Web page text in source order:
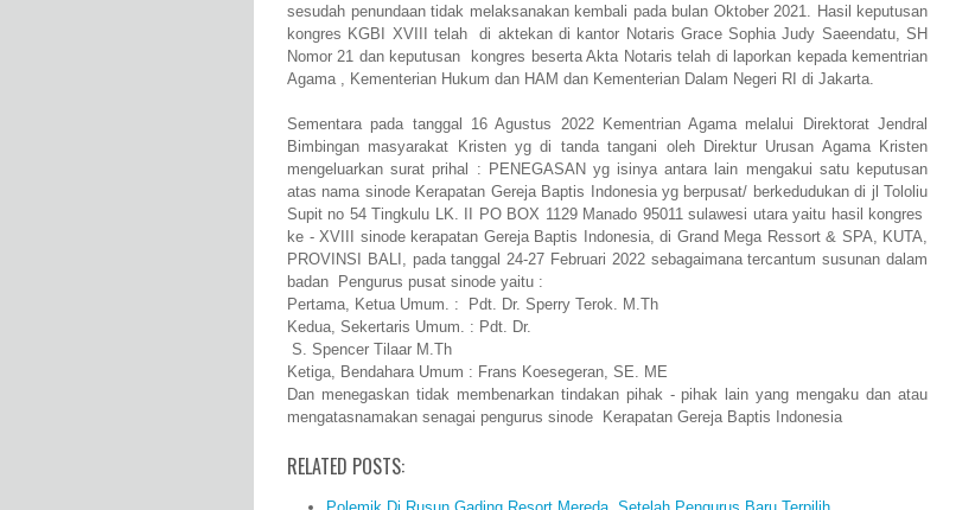
sesudah penundaan tidak melaksanakan kembali pada bulan Oktober 2021. Hasil keputusan
kongres KGBI XVIII telah di aktekan di kantor Notaris Grace Sophia Judy Saeendatu, SH
Nomor 21 dan keputusan kongres beserta Akta Notaris telah di laporkan kepada kementrian
Agama , Kementerian Hukum dan HAM dan Kementerian Dalam Negeri RI di Jakarta.
Sementara pada tanggal 16 Agustus 2022 Kementrian Agama melalui Direktorat Jendral
Bimbingan masyarakat Kristen yg di tanda tangani oleh Direktur Urusan Agama Kristen
mengeluarkan surat prihal : PENEGASAN yg isinya antara lain mengakui satu keputusan
atas nama sinode Kerapatan Gereja Baptis Indonesia yg berpusat/ berkedudukan di jl Tololiu
Supit no 54 Tingkulu LK. II PO BOX 1129 Manado 95011 sulawesi utara yaitu hasil kongres
ke - XVIII sinode kerapatan Gereja Baptis Indonesia, di Grand Mega Ressort & SPA, KUTA,
PROVINSI BALI, pada tanggal 24-27 Februari 2022 sebagaimana tercantum susunan dalam
badan Pengurus pusat sinode yaitu :
Pertama, Ketua Umum. : Pdt. Dr. Sperry Terok. M.Th
Kedua, Sekertaris Umum. : Pdt. Dr.
S. Spencer Tilaar M.Th
Ketiga, Bendahara Umum : Frans Koesegeran, SE. ME
Dan menegaskan tidak membenarkan tindakan pihak - pihak lain yang mengaku dan atau
mengatasnamakan senagai pengurus sinode Kerapatan Gereja Baptis Indonesia
RELATED POSTS: